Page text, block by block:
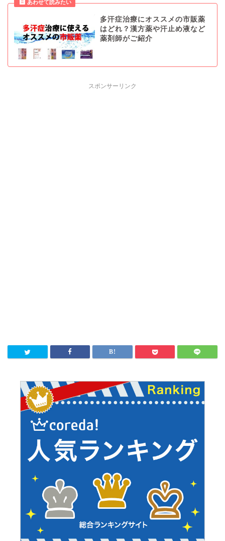
多汗症治療にオススメの市販薬
はどれ？漢方薬や汗止め液など
薬剤師がご紹介
スポンサーリンク